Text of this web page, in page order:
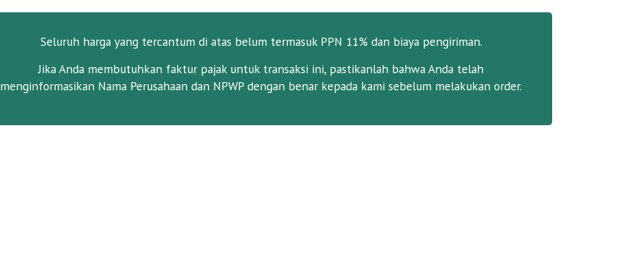
Seluruh harga yang tercantum di atas belum termasuk PPN 11% dan biaya pengiriman.
Jika Anda membutuhkan faktur pajak untuk transaksi ini, pastikanlah bahwa Anda telah
menginformasikan Nama Perusahaan dan NPWP dengan benar kepada kami sebelum melakukan order.